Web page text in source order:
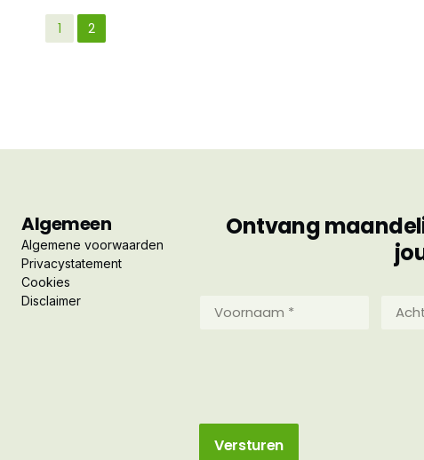
1 2
Algemeen
Algemene voorwaarden
Privacystatement
Cookies
Disclaimer
Ontvang